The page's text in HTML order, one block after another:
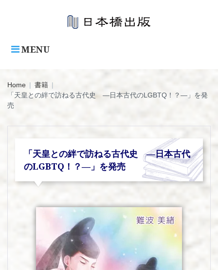
MENU
Home | 書籍 |
「天皇との絆で訪ねる古代史 ―日本古代のLGBTQ！？―」を発
売
「天皇との絆で訪ねる古代史 ―日本古代
のLGBTQ！？―」を発売